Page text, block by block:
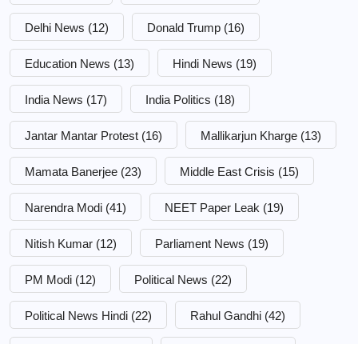
Delhi News (12) Donald Trump (16)
Education News (13) Hindi News (19)
India News (17) India Politics (18)
Jantar Mantar Protest (16) Mallikarjun Kharge (13)
Mamata Banerjee (23) Middle East Crisis (15)
Narendra Modi (41) NEET Paper Leak (19)
Nitish Kumar (12) Parliament News (19)
PM Modi (12) Political News (22)
Political News Hindi (22) Rahul Gandhi (42)